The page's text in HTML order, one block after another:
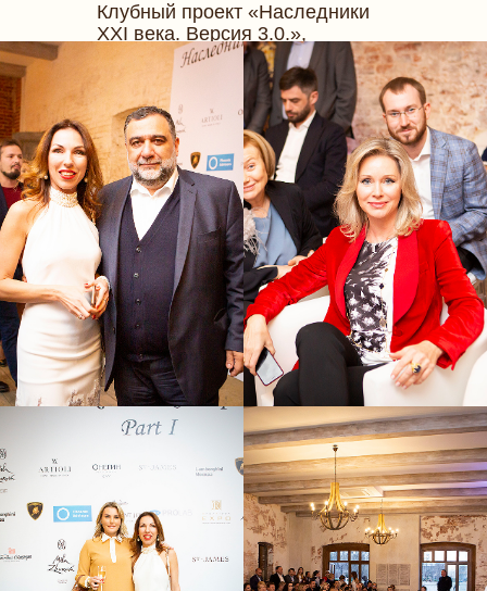
Клубный проект «Наследники
XXI века. Версия 3.0.»,
открывшийся 22 апреля, будет
включать 4-5 мероприятий в год
и представит собой закрытое
сообщество, объединяющее
представителей успешных
бизнес-династий России. На
втором мероприятии гостям
вечера будут вручены именные
клубные карты, дающие право
на посещение клубных событий
и включающие доступ к
Программе Особых Привилегий
Клуба.
Автор идеи и куратор проекта –
Мила Журова.
Организатор мероприятия -Mila
Zhurova Concept Agency.